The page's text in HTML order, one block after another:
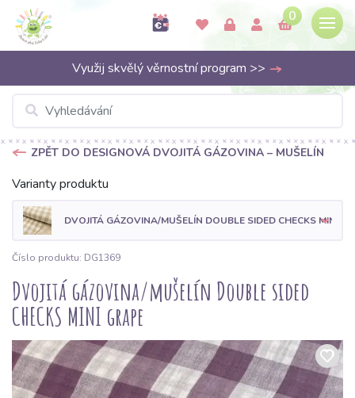
0
Využij skvělý věrnostní program >>
ZPĚT DO DESIGNOVÁ DVOJITÁ GÁZOVINA – MUŠELÍN
Varianty produktu
DVOJITÁ GÁZOVINA/MUŠELÍN DOUBLE SIDED CHECKS MINI
Číslo produktu: DG1369
Dvojitá gázovina/mušelín Double sided
CHECKS MINI grape